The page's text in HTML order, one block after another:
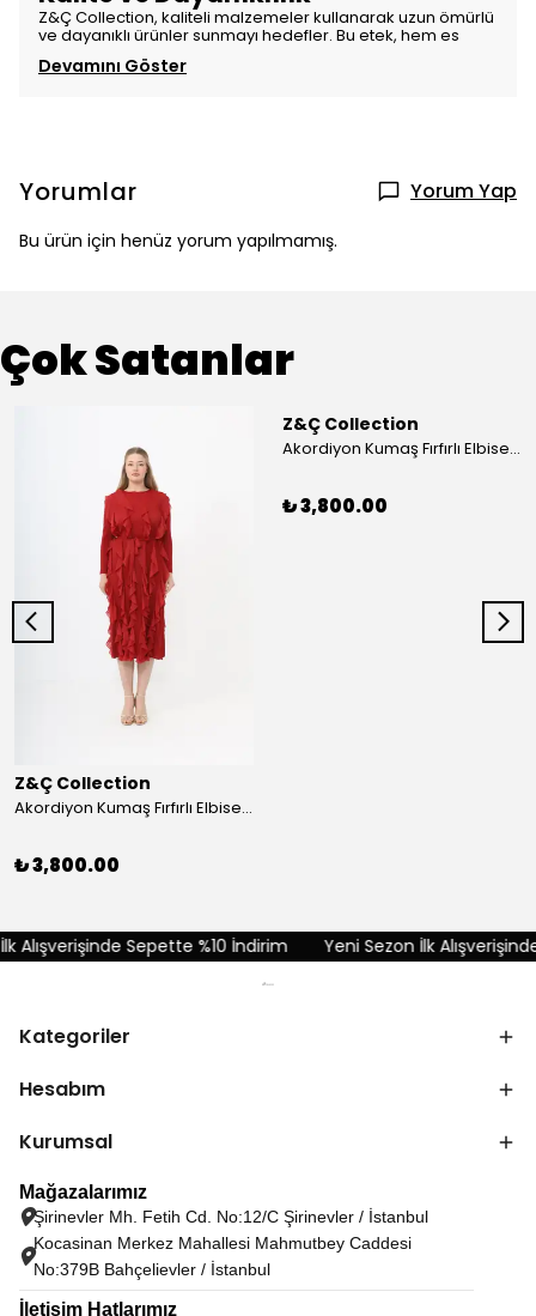
Z&Ç Collection, kaliteli malzemeler kullanarak uzun ömürlü
ve dayanıklı ürünler sunmayı hedefler. Bu etek, hem es
Devamını Göster
Yorumlar Yorum Yap
Bu ürün için henüz yorum yapılmamış.
Çok Satanlar
Z&Ç Collection
Akordiyon Kumaş Fırfırlı Elbise - Kırmızı
₺ 3,800.00
Z&Ç Collection
Akordiyon Kumaş Fırfırlı Elbise - Mavi
₺ 3,800.00
Sepette %10 İndirim Yeni Sezon İlk
Kategoriler
Hesabım
Kurumsal
Mağazalarımız
Şirinevler Mh. Fetih Cd. No:12/C Şirinevler / İstanbul
Kocasinan Merkez Mahallesi Mahmutbey Caddesi
No:379B Bahçelievler / İstanbul
İletişim Hatlarımız